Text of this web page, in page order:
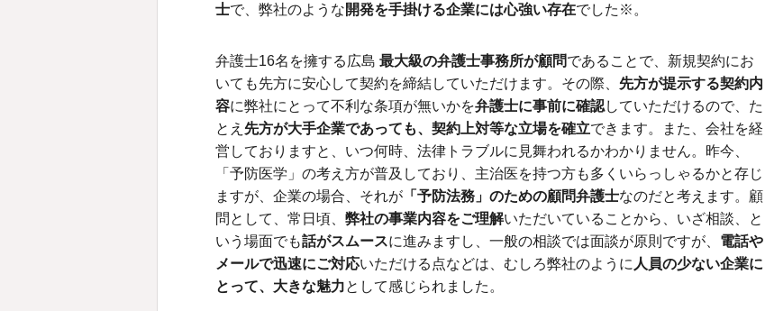
士で、弊社のような開発を手掛ける企業には心強い存在でした※。
弁護士16名を擁する広島 最大級の弁護士事務所が顧問であることで、新規契約にお
いても先方に安心して契約を締結していただけます。その際、 先方が提示する契約内
容に弊社にとって不利な条項が無いかを弁護士に事前に確認していただけるので、た
とえ 先方が大手企業であっても、契約上対等な立場を確立できます。また、会社を経
営しておりますと、いつ何時、法律トラブルに見舞われるかわかりません。昨今、
「予防医学」の考え方が普及しており、主治医を持つ方も多くいらっしゃるかと存じ
ますが、企業の場合、それが 「予防法務」のための顧問弁護士なのだと考えます。顧
問として、常日頃、 弊社の事業内容をご理解いただいていることから、いざ相談、と
いう場面でも話がスムースに進みますし、一般の相談では面談が原則ですが、 電話や
メールで迅速にご対応いただける点などは、むしろ弊社のように 人員の少ない企業に
とって、大きな魅力として感じられました。